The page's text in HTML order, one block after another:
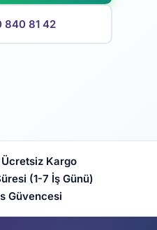
840 81 42
Kargo
(1-7 İş Günü)
Güvencesi